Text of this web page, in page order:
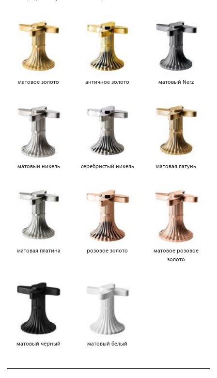
матовое золото античное золото матовый Nerz
матовый никель серебристый никель матовая латунь
матовая платина розовое золото
матовое розовое
золото
матовый чёрный матовый белый